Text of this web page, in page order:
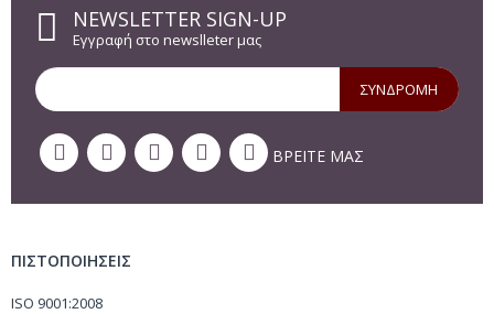
NEWSLETTER SIGN-UP
Εγγραφή στο newslleter μας
ΣΥΝΔΡΟΜΗ
ΒΡΕΙΤΕ ΜΑΣ
ΠΙΣΤΟΠΟΙΗΣΕΙΣ
ISO 9001:2008